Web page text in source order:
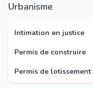
Urbanisme
Intimation en justice
Permis de construire
Permis de lotissement